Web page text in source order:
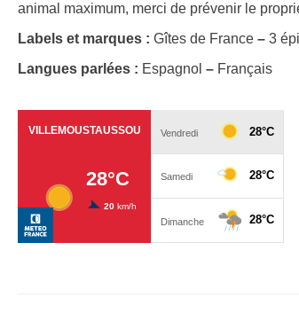
animal maximum, merci de prévenir le
Labels et marques : Gîtes de France – 3
Langues parlées : Espagnol – Français